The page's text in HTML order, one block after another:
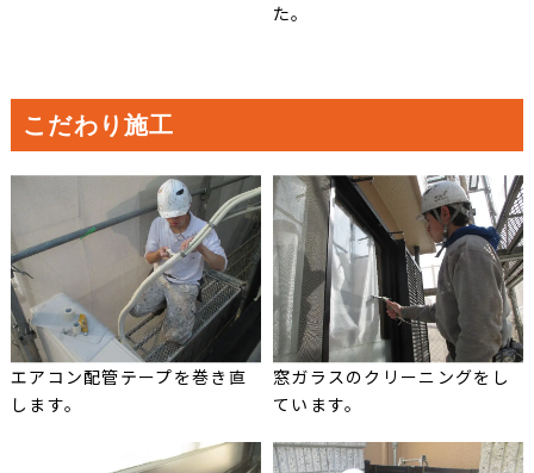
た。
こだわり施工
エアコン配管テープを巻き直
します。
窓ガラスのクリーニングをし
ています。